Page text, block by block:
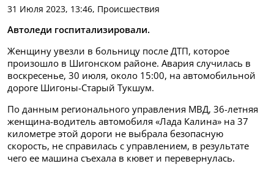
31 Июля 2023, 13:46, Происшествия
Автоледи госпитализировали.
Женщину увезли в больницу после ДТП, которое
произошло в Шигонском районе. Авария случилась в
воскресенье, 30 июля, около 15:00, на автомобильной
дороге Шигоны-Старый Тукшум.
По данным регионального управления МВД, 36-летняя
женщина-водитель автомобиля «Лада Калина» на 37
километре этой дороги не выбрала безопасную
скорость, не справилась с управлением, в результате
чего ее машина съехала в кювет и перевернулась.